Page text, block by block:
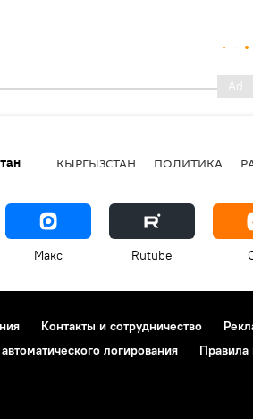
КЫРГЫЗСТАН ПОЛИТИКА
Макс Rutube
Контакты и сотрудничество
логирования
Правила